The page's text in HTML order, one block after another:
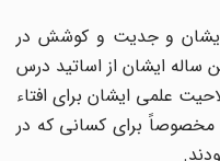
و جدیت و کوشش در
ایشان از اساتید درس
علمی ایشان برای افتاء
برای کسانی‌ که در